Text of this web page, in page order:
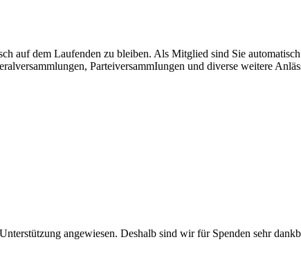
auf dem Laufenden zu bleiben. Als Mitglied sind Sie
ParteiversammIungen und diverse weitere
angewiesen. Deshalb sind wir für Spenden sehr